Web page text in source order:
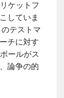
ケットフ
していま
テストマ
チに対す
ールがス
論争の的